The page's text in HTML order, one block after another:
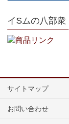
イSムの八部衆
サイトマップ
お問い合わせ